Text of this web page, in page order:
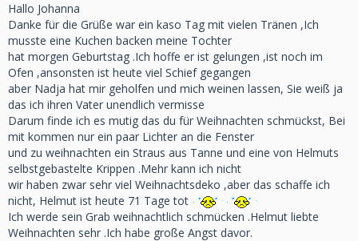
Hallo Johanna
Danke für die Grüße war ein kaso Tag mit vielen Tränen ,Ich
musste eine Kuchen backen meine Tochter
hat morgen Geburtstag .Ich hoffe er ist gelungen ,ist noch im
Ofen ,ansonsten ist heute viel Schief gegangen
aber Nadja hat mir geholfen und mich weinen lassen, Sie weiß ja
das ich ihren Vater unendlich vermisse
Darum finde ich es mutig das du für Weihnachten schmückst, Bei
mit kommen nur ein paar Lichter an die Fenster
und zu weihnachten ein Straus aus Tanne und eine von Helmuts
selbstgebastelte Krippen .Mehr kann ich nicht
wir haben zwar sehr viel Weihnachtsdeko ,aber das schaffe ich
nicht, Helmut ist heute 71 Tage tot
Ich werde sein Grab weihnachtlich schmücken .Helmut liebte
Weihnachten sehr .Ich habe große Angst davor.